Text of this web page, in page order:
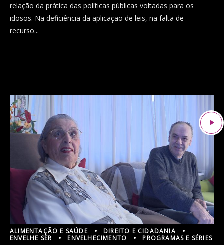
relação da prática das políticas públicas voltadas para os
idosos. Na deficiência da aplicação de leis, na falta de
recurso...
ALIMENTAÇÃO E SAÚDE
DIREITO E CIDADANIA
ENVELHE SER
ENVELHECIMENTO PROGRAMAS E SÉRIES